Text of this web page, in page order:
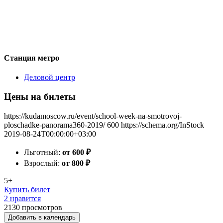
Станция метро
Деловой центр
Цены на билеты
https://kudamoscow.ru/event/school-week-na-smotrovoj-
ploschadke-panorama360-2019/ 600 https://schema.org/InStock
2019-08-24T00:00:00+03:00
Льготный: от 600 ₽
Взрослый: от 800 ₽
5+
Купить билет
2 нравится
2130 просмотров
Добавить в календарь